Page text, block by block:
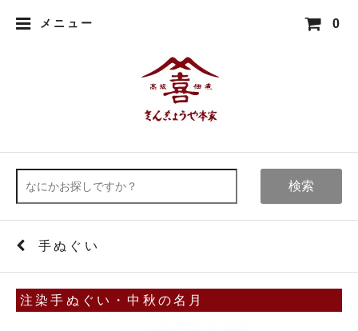
メニュー 0
検索
手ぬぐい
注染手ぬぐい・中秋の名月